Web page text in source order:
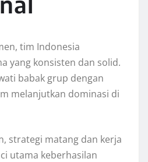
tim Indonesia
yang konsisten dan solid.
babak grup dengan
melanjutkan dominasi di
strategi matang dan kerja
utama keberhasilan